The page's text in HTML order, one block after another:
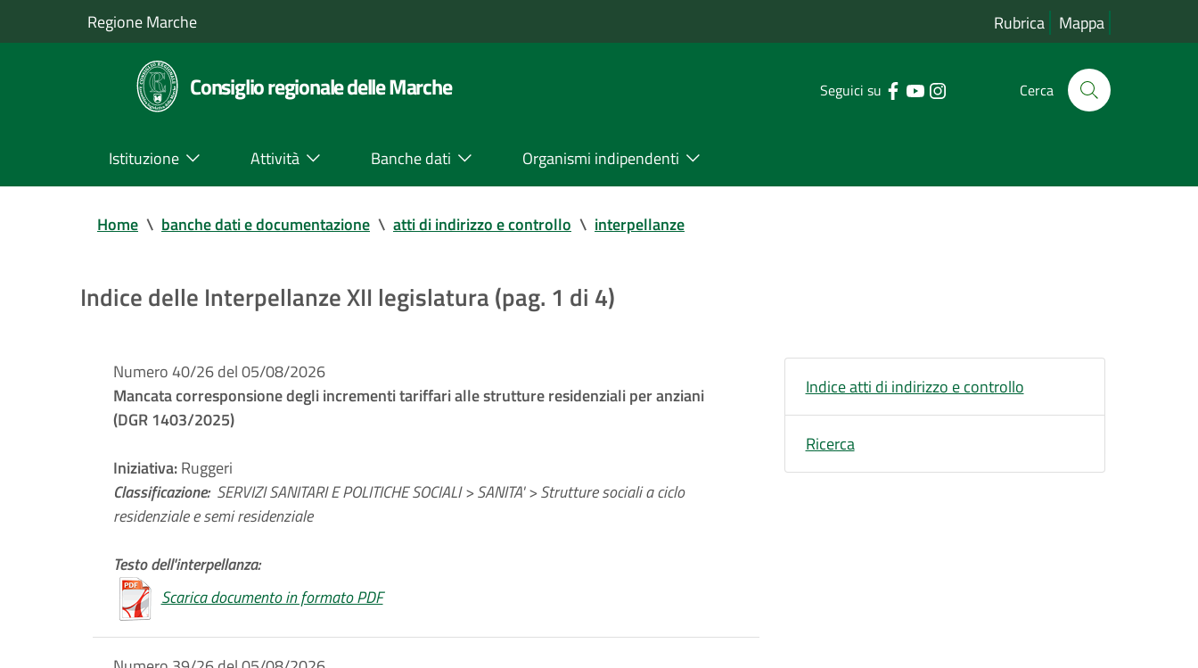
Regione Marche Rubrica Mappa
Consiglio regionale delle Marche Seguici su Cerca
Istituzione Attività Banche dati Organismi indipendenti
Home \ banche dati e documentazione \ atti di indirizzo e controllo \ interpellanze
Indice delle Interpellanze XII legislatura (pag. 1 di 4)
Numero 40/26 del 05/08/2026
Mancata corresponsione degli incrementi tariffari alle strutture residenziali per anziani
(DGR 1403/2025)
Iniziativa:Ruggeri
Classificazione: SERVIZI SANITARI E POLITICHE SOCIALI > SANITA' > Strutture sociali a ciclo
residenziale e semi residenziale
Testo dell'interpellanza:
Scarica documento in formato PDF
Indice atti di indirizzo e controllo
Ricerca